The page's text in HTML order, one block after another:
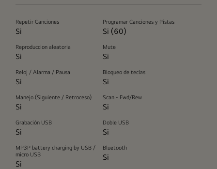
Repetir Canciones
Si
Programar Canciones y Pistas
Si (60)
Reproduccion aleatoria
Si
Mute
Si
Reloj / Alarma / Pausa
Si
Bloqueo de teclas
Si
Manejo (Siguiente / Retroceso)
Si
Scan - Fwd/Rew
Si
Grabación USB
Si
Doble USB
Si
MP3P battery charging by USB /
micro USB
Si
Bluetooth
Si